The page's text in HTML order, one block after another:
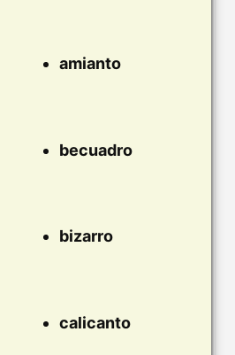
amianto
becuadro
bizarro
calicanto